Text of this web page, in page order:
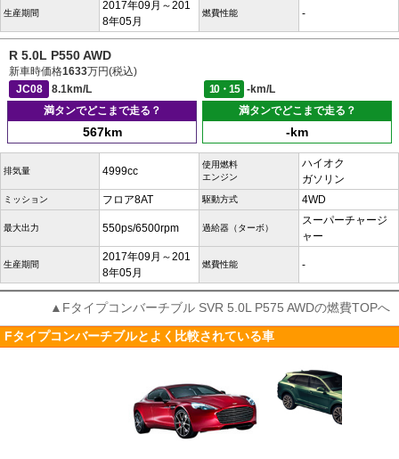
生産期間
2017年09月～201
8年05月
燃費性能 -
R 5.0L P550 AWD
新車時価格1633万円(税込)
JC08
8.1km/L 10・15
-km/L
満タンでどこまで走る？
567km
満タンでどこまで走る？
-km
排気量 4999cc
使用燃料
エンジン
ハイオク
ガソリン
ミッション フロア8AT 駆動方式 4WD
最大出力 550ps/6500rpm 過給器（ターボ）
スーパーチャージ
ャー
生産期間
2017年09月～201
8年05月
燃費性能 -
▲Fタイプコンバーチブル SVR 5.0L P575 AWDの燃費TOPへ
Fタイプコンバーチブルとよく比較されている車